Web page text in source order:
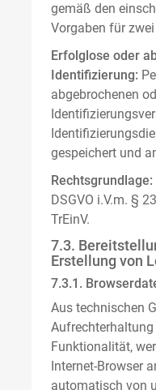
gemäß den
Vorgaben für
Erfolglose oder
Identifizierung:
abgebrochenen
gespeichert und
Rechtsgrundlage:
DSGVO i.V.m. §
TrEinV.
7.3.
Erstellung von
7.3.1.
Aus technischen
Aufrechterhaltung
Funktionalität,
Internet-Browser
automatisch von